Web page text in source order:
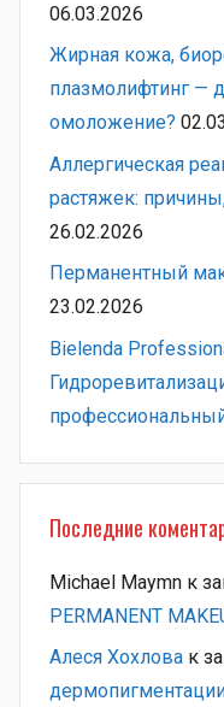
06.03.2026
Жирная кожа,
плазмолифтинг —
омоложение?
Аллергическая
растяжек:
26.02.2026
Перманентный
23.02.2026
Bielenda
Последние
Michael Maymn к
PERMANENT
Алеся Хохлова к